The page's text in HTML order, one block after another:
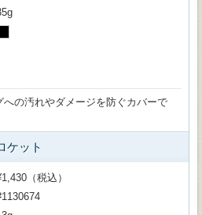
の汚れやダメージを防ぐカバーで
ケット
（税込）